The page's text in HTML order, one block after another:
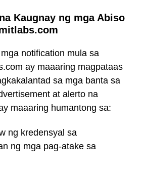
Kaugnay ng mga Abiso
notification mula sa
ay maaaring magpataas
sa mga banta sa
at alerto na
maaaring humantong sa:
ng kredensyal sa
ng mga pag-atake sa